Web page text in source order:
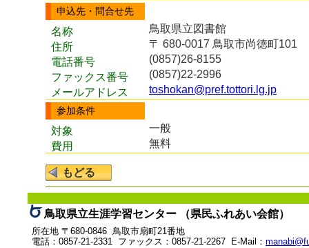
申込先・問合せ先
名称
鳥取県立図書館
住所
〒 680-0017 鳥取市尚徳町101
電話番号
(0857)26-8155
ファックス番号
(0857)22-2996
メールアドレス
toshokan@pref.tottori.lg.jp
参加条件
対象
一般
費用
無料
鳥取県立生涯学習センター （県民ふれあい会館）
所在地 〒680-0846 鳥取市扇町21番地
電話：0857-21-2331 ファックス：0857-21-2267 E-Mail：